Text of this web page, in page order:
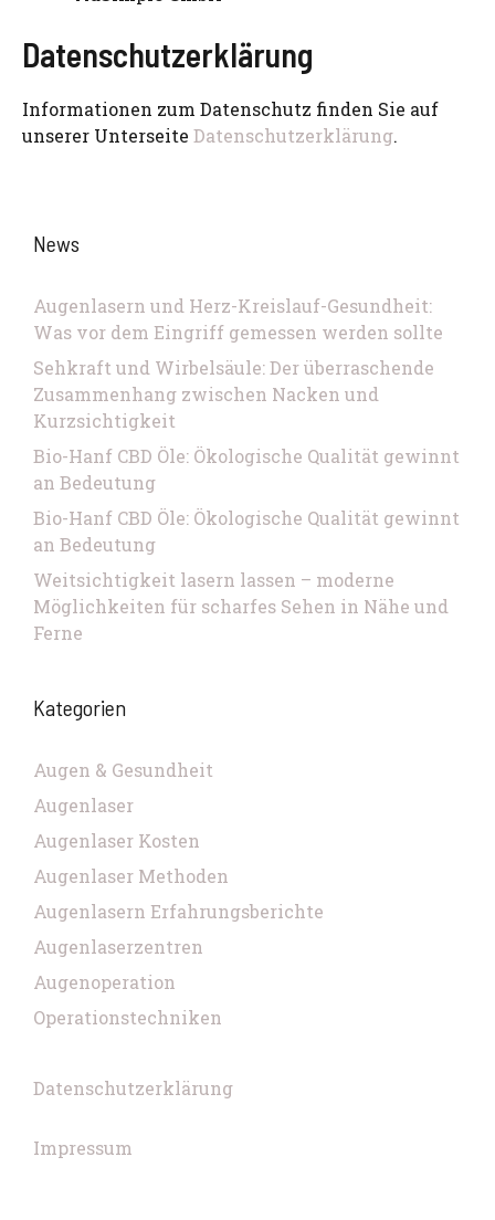
Datenschutzerklärung
Informationen zum Datenschutz finden Sie auf
unserer Unterseite Datenschutzerklärung.
News
Augenlasern und Herz-Kreislauf-Gesundheit:
Was vor dem Eingriff gemessen werden sollte
Sehkraft und Wirbelsäule: Der überraschende
Zusammenhang zwischen Nacken und
Kurzsichtigkeit
Bio-Hanf CBD Öle: Ökologische Qualität gewinnt
an Bedeutung
Bio-Hanf CBD Öle: Ökologische Qualität gewinnt
an Bedeutung
Weitsichtigkeit lasern lassen – moderne
Möglichkeiten für scharfes Sehen in Nähe und
Ferne
Kategorien
Augen & Gesundheit
Augenlaser
Augenlaser Kosten
Augenlaser Methoden
Augenlasern Erfahrungsberichte
Augenlaserzentren
Augenoperation
Operationstechniken
Datenschutzerklärung
Impressum